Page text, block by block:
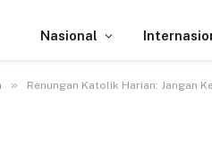
Nasional
» Renungan Katolik Harian: Jangan